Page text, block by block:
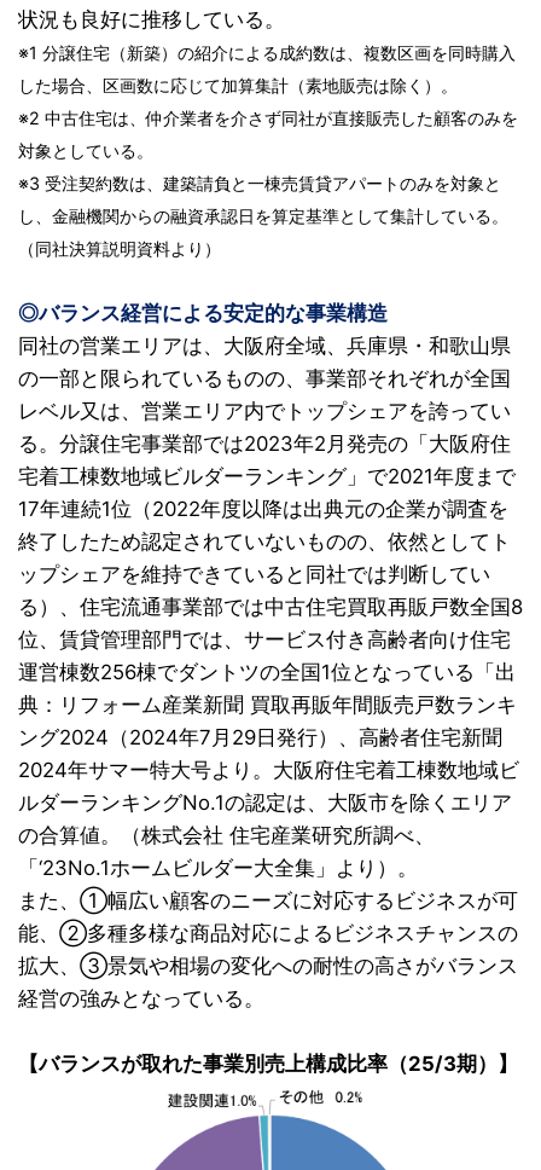
状況も良好に推移している。
※1 分譲住宅（新築）の紹介による成約数は、複数区画を同時購入
した場合、区画数に応じて加算集計（素地販売は除く）。
※2 中古住宅は、仲介業者を介さず同社が直接販売した顧客のみを
対象としている。
※3 受注契約数は、建築請負と一棟売賃貸アパートのみを対象と
し、金融機関からの融資承認日を算定基準として集計している。
（同社決算説明資料より）
◎バランス経営による安定的な事業構造
同社の営業エリアは、大阪府全域、兵庫県・和歌山県
の一部と限られているものの、事業部それぞれが全国
レベル又は、営業エリア内でトップシェアを誇ってい
る。分譲住宅事業部では2023年2月発売の「大阪府住
宅着工棟数地域ビルダーランキング」で2021年度まで
17年連続1位（2022年度以降は出典元の企業が調査を
終了したため認定されていないものの、依然としてト
ップシェアを維持できていると同社では判断してい
る）、住宅流通事業部では中古住宅買取再販戸数全国8
位、賃貸管理部門では、サービス付き高齢者向け住宅
運営棟数256棟でダントツの全国1位となっている「出
典：リフォーム産業新聞 買取再販年間販売戸数ランキ
ング2024（2024年7月29日発行）、高齢者住宅新聞
2024年サマー特大号より。大阪府住宅着工棟数地域ビ
ルダーランキングNo.1の認定は、大阪市を除くエリア
の合算値。（株式会社 住宅産業研究所調べ、
「‘23No.1ホームビルダー大全集」より）。
また、①幅広い顧客のニーズに対応するビジネスが可
能、②多種多様な商品対応によるビジネスチャンスの
拡大、③景気や相場の変化への耐性の高さがバランス
経営の強みとなっている。
【バランスが取れた事業別売上構成比率（25/3期）】